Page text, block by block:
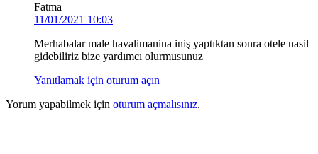
Fatma
11/01/2021 10:03
Merhabalar male havalimanina iniş yaptıktan sonra otele nasil
gidebiliriz bize yardımcı olurmusunuz
Yanıtlamak için oturum açın
Yorum yapabilmek için oturum açmalısınız.